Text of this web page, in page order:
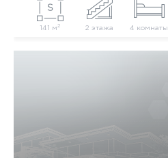
141 м2 2 этажа 4 комнаты